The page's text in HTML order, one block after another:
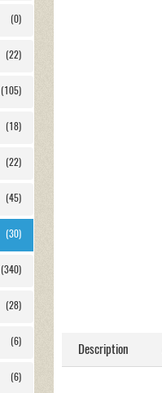
(0)
(22)
(105)
(18)
(22)
(45)
(30)
(340)
(28)
(6)
(6)
Description